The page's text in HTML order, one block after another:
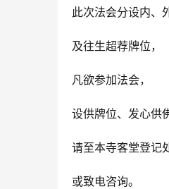
此次法会分设内、
及往生超荐牌位，
凡欲参加法会，
设供牌位、发心供
请至本寺客堂登记
或致电咨询。